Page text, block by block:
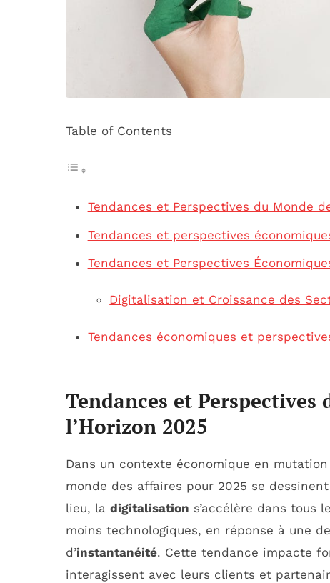
Table of Contents
Tendances et Perspectives du Monde
Tendances et perspectives
Tendances et Perspectives
Digitalisation et Croissance des
Tendances économiques et
Tendances et
l’Horizon 2025
Dans un contexte économique en
monde des affaires pour 2025 se
lieu, la digitalisation s’accélère dans tous
moins technologiques, en réponse à une
d’instantanéité. Cette tendance impacte
interagissent avec leurs clients et